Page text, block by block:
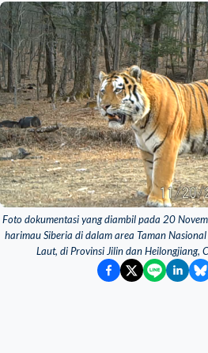
Foto dokumentasi yang diambil pada 20
harimau Siberia di dalam area Taman
Laut, di Provinsi Jilin dan Heilongjiang,